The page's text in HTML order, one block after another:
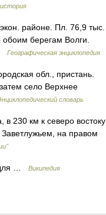
районе. Пл. 76,9 тыс.
берегам Волги.
Географическая энциклопедия
обл., пристань.
село Верхнее
словарь
в 230 км к северо востоку
на правом
… Википедия